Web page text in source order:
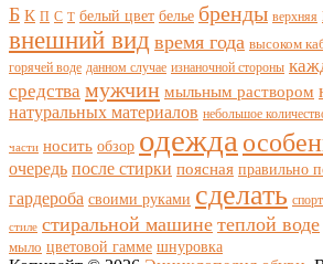
Б К П С Т белый цвет белье бренды верхняя
внешний вид время года высоком
горячей воде данном случае изнаночной стороны
средства мужчин мыльным раствором
натуральных материалов небольшое
части носить обзор одежда
очередь после стирки поясная правильно
гардероба своими руками сделать
стиле стиральной машине теплой воде
мыло цветовой гамме шнуровка